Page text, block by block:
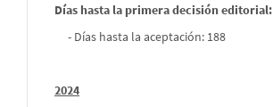
Días hasta la primera decisión editorial:
- Días hasta la aceptación: 188
2024